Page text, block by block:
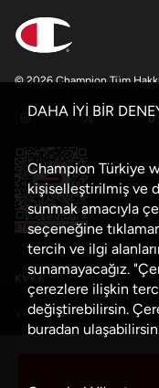
© 2026 Champion Tüm Hakkı
KVKK
Veri Güvenliği Politikası
DAHA İYİ BİR
Champion Türkiye
kişiselleştirilmiş ve
sunmak amacıyla
seçeneğine
tercih ve ilgi
sunamayacağız.
çerezlere ilişkin
değiştirebilirsin.
buradan